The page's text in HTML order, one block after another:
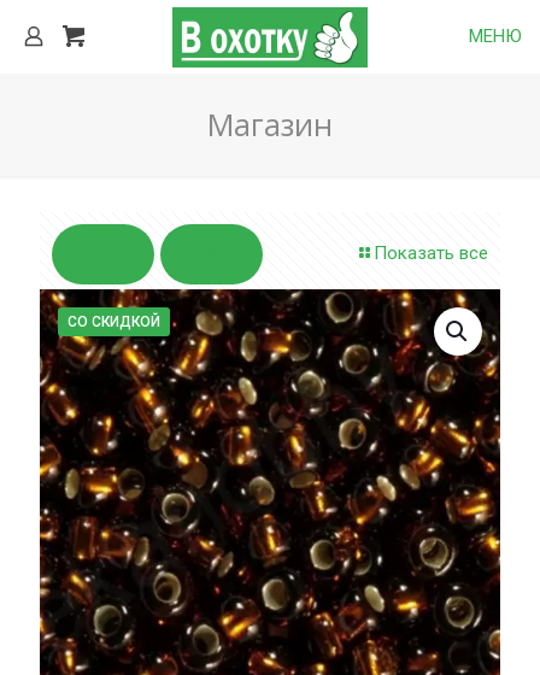
МЕНЮ
Магазин
Показать все
СО СКИДКОЙ